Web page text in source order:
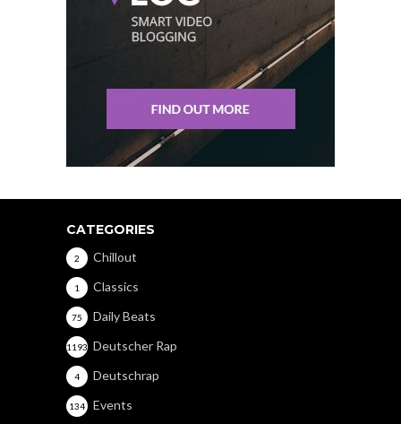
CATEGORIES
Chillout
2
Classics
1
Daily Beats
75
Deutscher Rap
1193
Deutschrap
4
Events
134